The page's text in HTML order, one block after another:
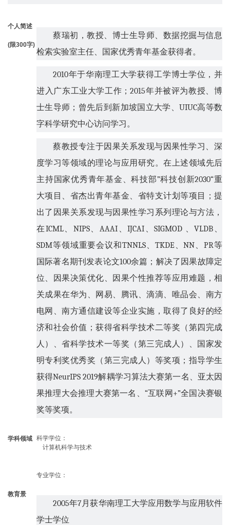
个人简述
(限300字)
蔡瑞初，教授、博士生导师、数据挖掘与信息
检索实验室主任、国家优秀青年基金获得者。
2010年于华南理工大学获得工学博士学位，并
进入广东工业大学工作；2015年并被评为教授、博
士生导师；曾先后到新加坡国立大学、 UIUC高等数
字科学研究中心访问学习。
蔡教授专注于因果关系发现与因果性学习、深
度学习等领域的理论与应用研究。在上述领域先后
主持国家优秀青年基金、科技部”科技创新2030“重
大项目、省杰出青年基金、省特支计划等项目；提
出了因果关系发现与因果性学习系列理论与方法，
在ICML、 NIPS、 AAAI、IJCAI 、SIGMOD 、VLDB
SDM等领域重要会议和TNNLS、 TKDE、NN 、PR等
国际著名期刊发表论文100余篇；解决了因果故障定
位、因果决策优化、因果个性推荐等应用难题，相
关成果在华为、网易、腾讯、滴滴、唯品会、南方
电网、南方通信建设等企业实施，取得了良好的经
济和社会价值；获得省科学技术二等奖（第四完成
人）、省科学技术一等奖（第三完成人）、国家发
明专利奖优秀奖（第三完成人）等奖项；指导学生
获得NeurIPS 2019解耦学习算法大赛第一名、亚太因
果推理大会推理大赛第一名、 “互联网 +”全国决赛银
奖等奖项。
学科领域 科学学位 ：
计算机科学与技术
专业学位 ：
教育景
2005年7 月获华南理工大学应用数学与应用软件
学士学位